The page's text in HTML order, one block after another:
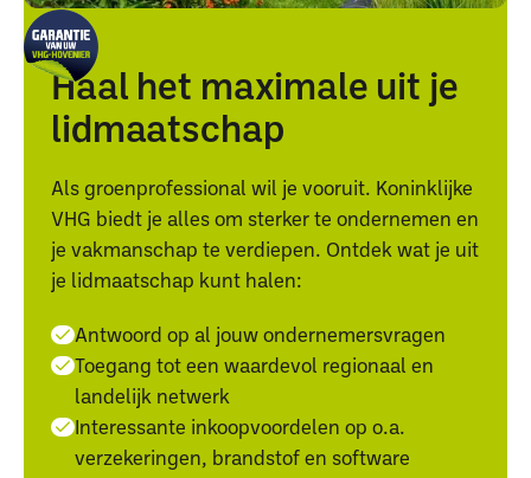
Haal het maximale uit je
lidmaatschap
Als groenprofessional wil je vooruit. Koninklijke
VHG biedt je alles om sterker te ondernemen en
je vakmanschap te verdiepen. Ontdek wat je uit
je lidmaatschap kunt halen:
Antwoord op al jouw ondernemersvragen
Toegang tot een waardevol regionaal en
landelijk netwerk
Interessante inkoopvoordelen op o.a.
verzekeringen, brandstof en software